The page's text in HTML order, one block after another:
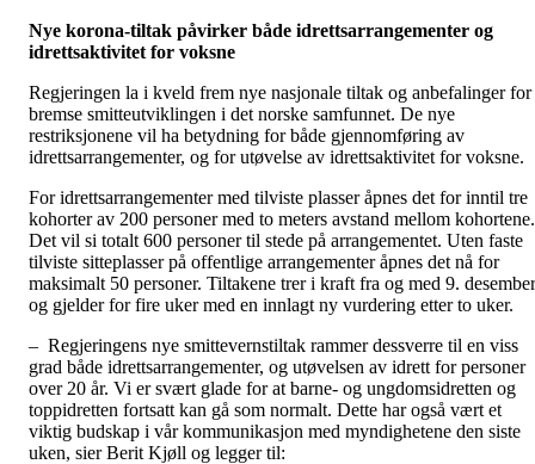
Nye korona-tiltak påvirker både idrettsarrangementer og
idrettsaktivitet for voksne
Regjeringen la i kveld frem nye nasjonale tiltak og anbefalinger for
bremse smitteutviklingen i det norske samfunnet. De nye
restriksjonene vil ha betydning for både gjennomføring av
idrettsarrangementer, og for utøvelse av idrettsaktivitet for voksne.
For idrettsarrangementer med tilviste plasser åpnes det for inntil tre
kohorter av 200 personer med to meters avstand mellom kohortene.
Det vil si totalt 600 personer til stede på arrangementet. Uten faste
tilviste sitteplasser på offentlige arrangementer åpnes det nå for
maksimalt 50 personer. Tiltakene trer i kraft fra og med 9. desember
og gjelder for fire uker med en innlagt ny vurdering etter to uker.
– Regjeringens nye smittevernstiltak rammer dessverre til en viss
grad både idrettsarrangementer, og utøvelsen av idrett for personer
over 20 år. Vi er svært glade for at barne- og ungdomsidretten og
toppidretten fortsatt kan gå som normalt. Dette har også vært et
viktig budskap i vår kommunikasjon med myndighetene den siste
uken, sier Berit Kjøll og legger til: